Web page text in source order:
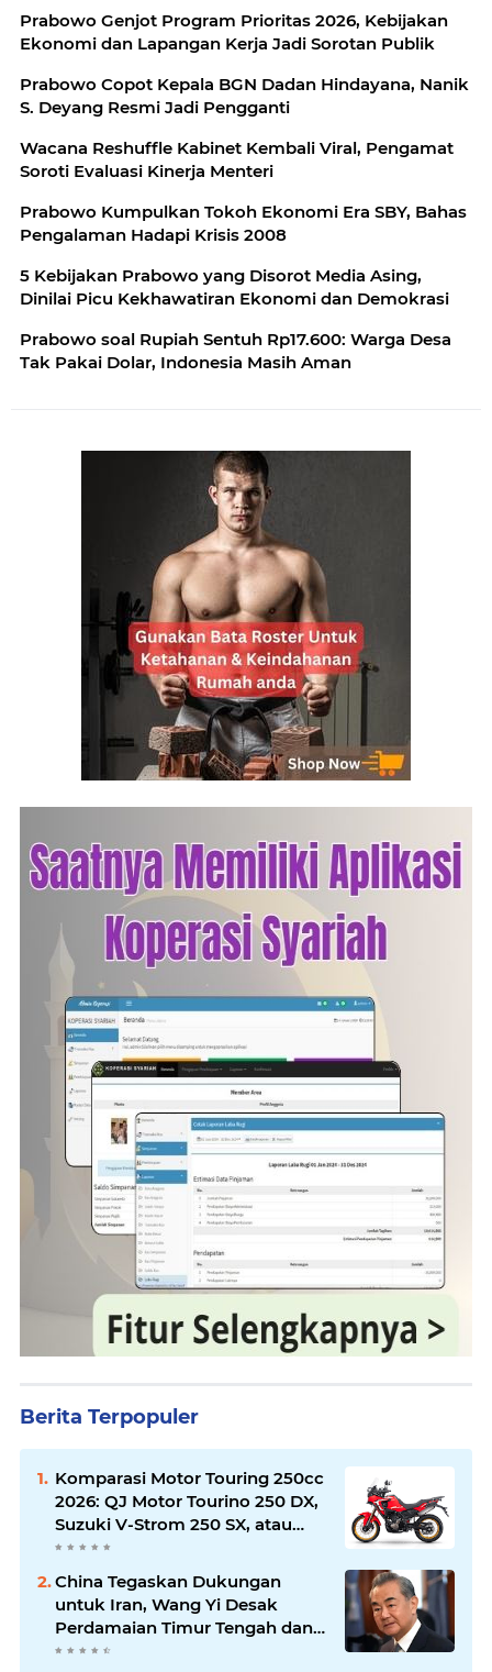
Prabowo Genjot Program Prioritas 2026, Kebijakan
Ekonomi dan Lapangan Kerja Jadi Sorotan Publik
Prabowo Copot Kepala BGN Dadan Hindayana, Nanik
S. Deyang Resmi Jadi Pengganti
Wacana Reshuffle Kabinet Kembali Viral, Pengamat
Soroti Evaluasi Kinerja Menteri
Prabowo Kumpulkan Tokoh Ekonomi Era SBY, Bahas
Pengalaman Hadapi Krisis 2008
5 Kebijakan Prabowo yang Disorot Media Asing,
Dinilai Picu Kekhawatiran Ekonomi dan Demokrasi
Prabowo soal Rupiah Sentuh Rp17.600: Warga Desa
Tak Pakai Dolar, Indonesia Masih Aman
Berita Terpopuler
Komparasi Motor Touring 250cc
2026: QJ Motor Tourino 250 DX,
Suzuki V-Strom 250 SX, atau
Kawasaki Versys-X 250?
China Tegaskan Dukungan
untuk Iran, Wang Yi Desak
Perdamaian Timur Tengah dan
Soroti Ketegangan dengan AS